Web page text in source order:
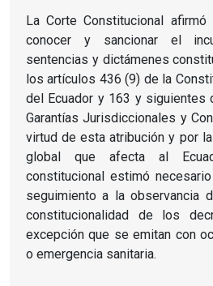
La Corte Constitucional
conocer y sancionar el
sentencias y dictámenes
los artículos 436 (9) de la
del Ecuador y 163 y siguientes
Garantías Jurisdiccionales y
virtud de esta atribución y por
global que afecta al
constitucional estimó
seguimiento a la observancia
constitucionalidad de los
excepción que se emitan con
o emergencia sanitaria.